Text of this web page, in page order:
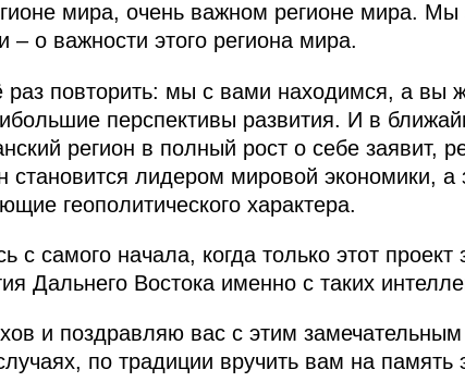
мира, очень важном регионе мира. Мы
– о важности этого региона мира.
повторить: мы с вами находимся, а вы
перспективы развития. И в
регион в полный рост о себе заявит,
лидером мировой экономики, а
геополитического характера.
с самого начала, когда только этот
Дальнего Востока именно с таких
и поздравляю вас с этим
по традиции вручить вам на память